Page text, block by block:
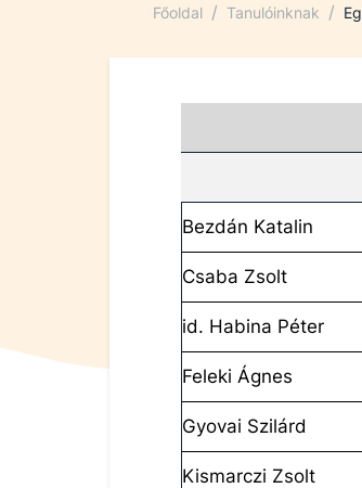
Főoldal / Tanulóinknak /
Bezdán Katalin
Csaba Zsolt
id. Habina Péter
Feleki Ágnes
Gyovai Szilárd
Kismarczi Zsolt